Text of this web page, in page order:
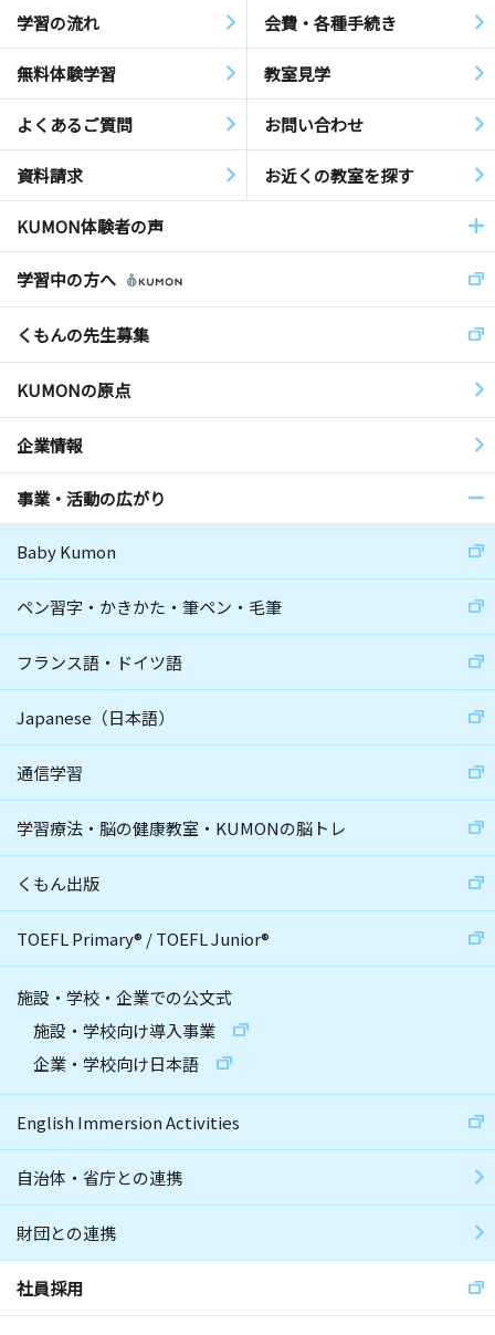
学習の流れ 会費・各種手続き
無料体験学習 教室見学
よくあるご質問 お問い合わせ
資料請求 お近くの教室を探す
KUMON体験者の声
学習中の方へ
くもんの先生募集
KUMONの原点
企業情報
事業・活動の広がり
Baby Kumon
ペン習字・かきかた・筆ペン・毛筆
フランス語・ドイツ語
Japanese（日本語）
通信学習
学習療法・脳の健康教室・KUMONの脳トレ
くもん出版
TOEFL Primary® /TOEFL Junior®
施設・学校・企業での公文式
施設・学校向け導入事業
企業・学校向け日本語
English Immersion Activities
自治体・省庁との連携
財団との連携
社員採用